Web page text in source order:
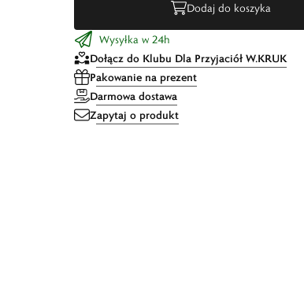
Dodaj do koszyka
Wysyłka w 24h
Dołącz do Klubu Dla Przyjaciół W.KRUK
Pakowanie na prezent
Darmowa dostawa
Zapytaj o produkt